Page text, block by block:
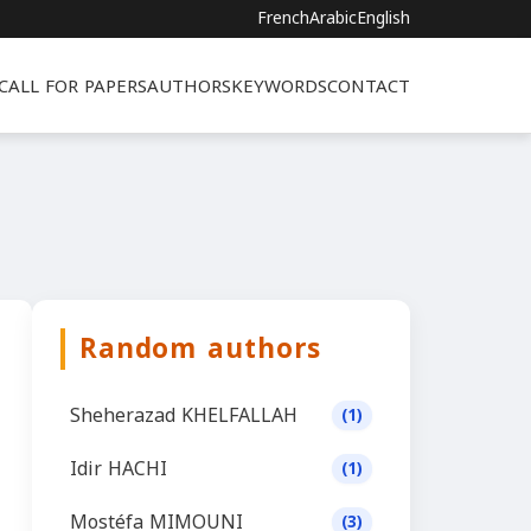
FrenchArabicEnglish
FOR PAPERSAUTHORSKEYWORDSCONTACT
Random authors
Sheherazad KHELFALLAH (1)
Idir HACHI (1)
Mostéfa MIMOUNI (3)